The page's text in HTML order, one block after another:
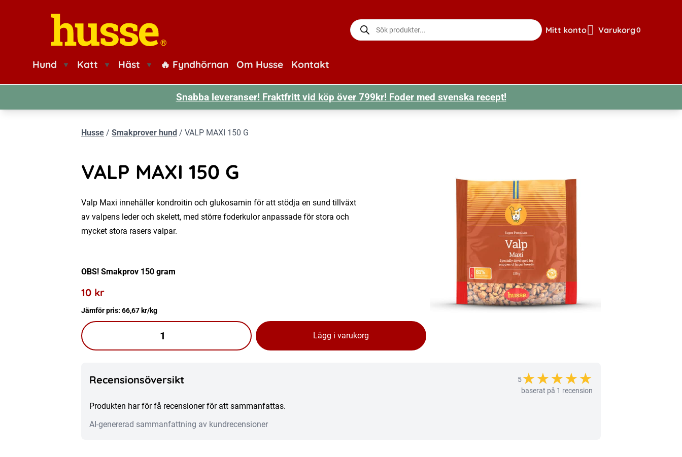
Husse logotyp
Produktsökning
Gå till sidan för mitt konto
Mitt konto
Visa din
Varukorg0
Hund Katt Häst 🔥 Fyndhörnan Om Husse Kontakt
Snabba leveranser! Fraktfritt vid köp över 799kr! Foder med svenska recept!
Husse / Smakprover hund / VALP MAXI 150 G
VALP MAXI 150 G
Valp Maxi innehåller kondroitin och glukosamin för att stödja en sund tillväxt
av valpens leder och skelett, med större foderkulor anpassade för stora och
mycket stora rasers valpar.
OBS! Smakprov 150 gram
10 kr
Jämför pris: 66,67 kr/kg
VALP
MAXI
mängd
Lägg i varukorg
Recensionsöversikt 5★★★★★
baserat på 1 recension
Produkten har för få recensioner för att sammanfattas.
AI-genererad sammanfattning av kundrecensioner